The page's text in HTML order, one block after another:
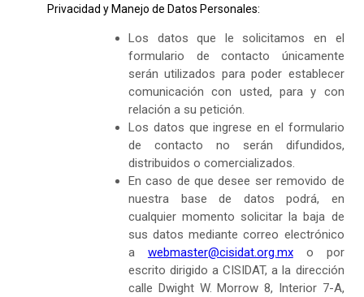
Privacidad y Manejo de Datos Personales:
Los datos que le solicitamos en el
formulario de contacto únicamente
serán utilizados para poder establecer
comunicación con usted, para y con
relación a su petición.
Los datos que ingrese en el formulario
de contacto no serán difundidos,
distribuidos o comercializados.
En caso de que desee ser removido de
nuestra base de datos podrá, en
cualquier momento solicitar la baja de
sus datos mediante correo electrónico
a webmaster@cisidat.org.mxo por
escrito dirigido a CISIDAT, a la dirección
calle Dwight W. Morrow 8, Interior 7-A,